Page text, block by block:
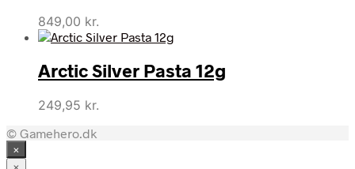
849,00 kr.
Arctic Silver Pasta 12g
249,95 kr.
© Gamehero.dk
×
×